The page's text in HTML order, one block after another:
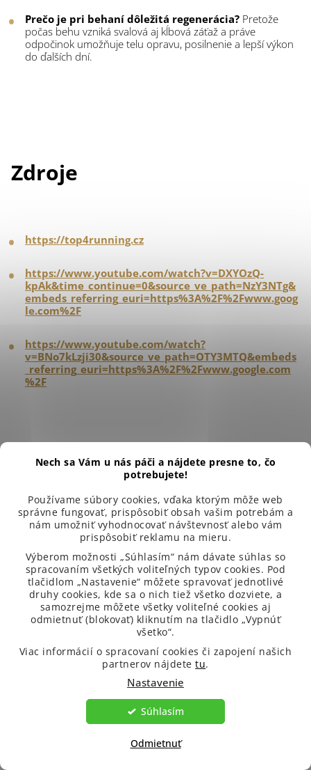
Nech sa Vám u nás páči a nájdete presne to, čo
potrebujete!
Používame súbory cookies, vďaka ktorým môže web
správne fungovať, prispôsobiť obsah vašim potrebám a
nám umožniť vyhodnocovať návštevnosť alebo vám
prispôsobiť reklamu na mieru.
Výberom možnosti „Súhlasím“ nám dávate súhlas so
spracovaním všetkých voliteľných typov cookies. Pod
tlačidlom „Nastavenie“ môžete spravovať jednotlivé
druhy cookies, kde sa o nich tiež všetko dozviete, a
samozrejme môžete všetky voliteľné cookies aj
odmietnuť (blokovať) kliknutím na tlačidlo „Vypnúť
všetko“.
Viac informácií o spracovaní cookies či zapojení našich
partnerov nájdetetu.
Nastavenie
Odmietnuť
Súhlasím
Prečo je pri behaní dôležitá regenerácia? Pretože
počas behu vzniká svalová aj kĺbová záťaž a práve
odpočinok umožňuje telu opravu, posilnenie a lepší výkon
do ďalších dní.
Zdroje
https://top4running.cz
https://www.youtube.com/watch?v=DXYOzQ-
kpAk&time_continue=0&source_ve_path=NzY3NTg&
embeds_referring_euri=https%3A%2F%2Fwww.goog
le.com%2F
https://www.youtube.com/watch?
v=BNo7kLzji30&source_ve_path=OTY3MTQ&embeds
_referring_euri=https%3A%2F%2Fwww.google.com
%2F
Našli ste v článku chybu?
Napíšte nám prosím nainfo@venira.cza ihneď sa pustíme
do opravy.
i